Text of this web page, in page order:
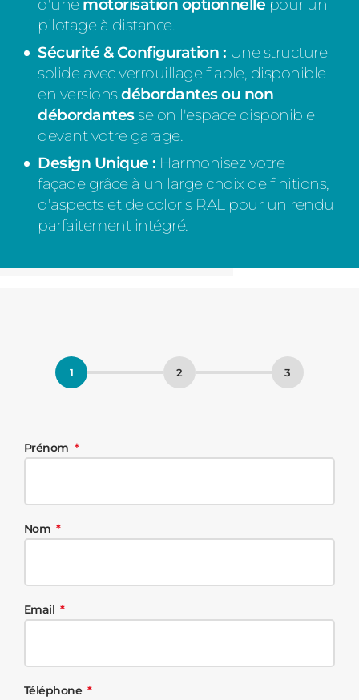
d'une motorisation optionnelle pour un
pilotage à distance.
Sécurité & Configuration : Une structure
solide avec verrouillage fiable, disponible
en versionsdébordantes ou non
débordantesselon l'espace disponible
devant votre garage.
Design Unique : Harmonisez votre
façade grâce à un large choix de finitions,
d'aspects et de coloris RAL pour un rendu
parfaitement intégré.
Prénom
Nom
Email
Téléphone